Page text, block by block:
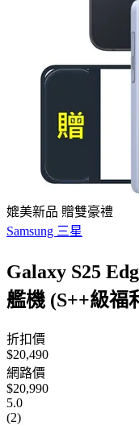
媲美新品 贈雙豪禮
Samsung 三星
Galaxy S25
艦機 (S++級福
折扣價
$20,490
網路價
$20,990
5.0
(2)